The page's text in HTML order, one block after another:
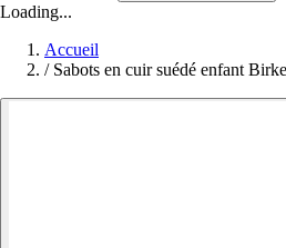
Loading...
Accueil
/ Sabots en cuir suédé enfant